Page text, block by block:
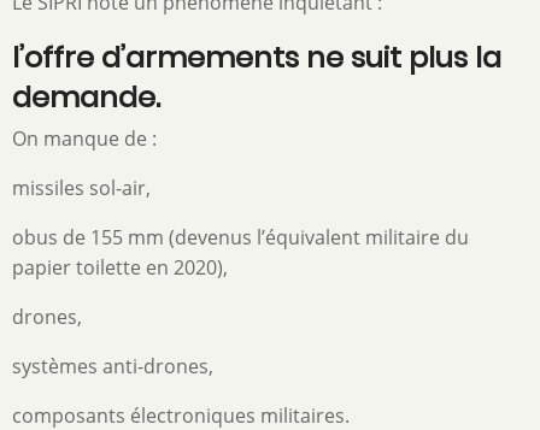
l’offre d’armements ne suit plus la
demande.
On manque de :
missiles sol-air,
obus de 155 mm (devenus l’équivalent militaire du
papier toilette en 2020),
drones,
systèmes anti-drones,
composants électroniques militaires.